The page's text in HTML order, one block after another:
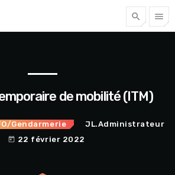
search menu
de mobilité (ITM)
Gendarmerie JL.Administrateur
today 22 février 2022